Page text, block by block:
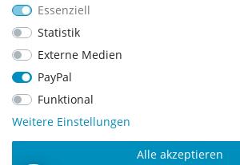
Essenziell
Statistik
Externe Medien
PayPal
Funktional
Weitere Einstellungen
Alle akzeptieren